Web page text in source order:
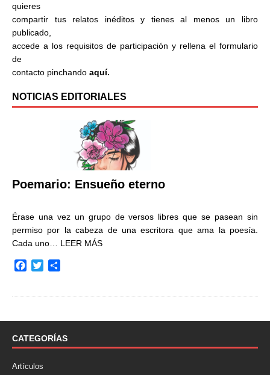
quieres
compartir tus relatos inéditos y tienes al menos un libro
publicado,
accede a los requisitos de participación y rellena el formulario
de
contacto pinchando aquí.
NOTICIAS EDITORIALES
Poemario: Ensueño eterno
Érase una vez un grupo de versos libres que se pasean sin
permiso por la cabeza de una escritora que ama la poesía.
Cada uno… LEER MÁS
o
k
r
t
i
CATEGORÍAS
Artículos